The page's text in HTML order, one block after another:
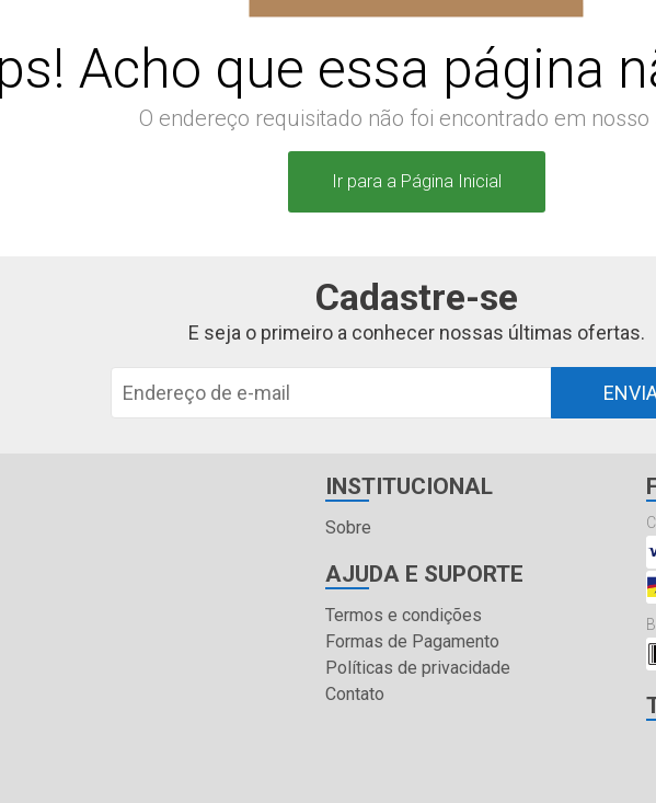
Acho que essa página
O endereço requisitado não foi encontrado em nosso
Ir para a Página Inicial
Cadastre-se
E seja o primeiro a conhecer nossas últimas ofertas.
INSTITUCIONAL
Sobre
AJUDA E SUPORTE
Termos e condições
Formas de Pagamento
Políticas de privacidade
Contato